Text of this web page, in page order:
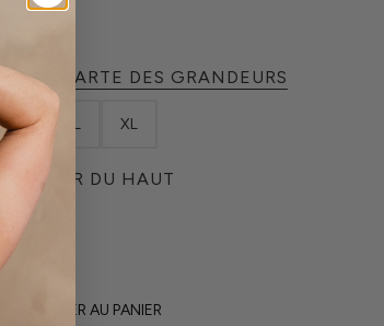
CHARTE DES GRANDEURS
M L XL
DU HAUT
AJOUTER AU PANIER